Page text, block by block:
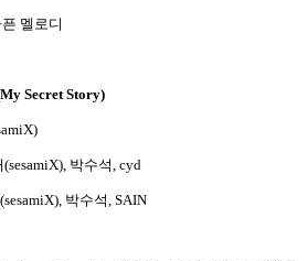
멜로디
Secret Story)
박수석, cyd
박수석, SAIN